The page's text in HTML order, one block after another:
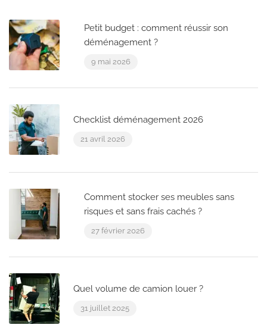
Petit budget : comment réussir son
déménagement ?
9 mai 2026
Checklist déménagement 2026
21 avril 2026
Comment stocker ses meubles sans
risques et sans frais cachés ?
27 février 2026
Quel volume de camion louer ?
31 juillet 2025